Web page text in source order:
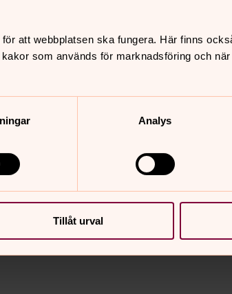
att webbplatsen ska fungera. Här finns
som används för marknadsföring och
Analys
Tillåt urval